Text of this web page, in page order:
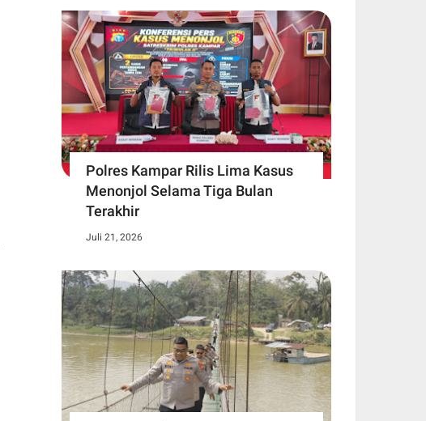
Polres Kampar Rilis Lima Kasus
Menonjol Selama Tiga Bulan
Terakhir
Juli 21, 2026